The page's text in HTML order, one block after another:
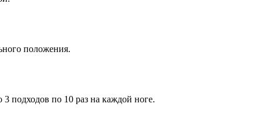
положения.
подходов по 10 раз на каждой ноге.